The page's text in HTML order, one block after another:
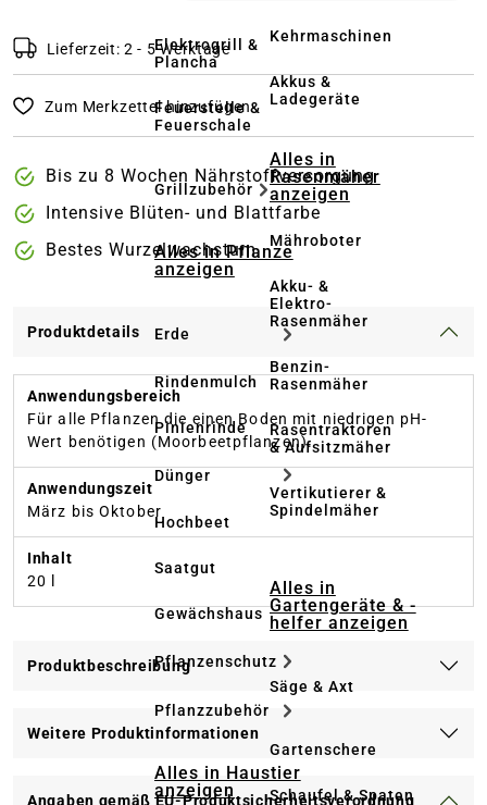
Elektrogrill &
Plancha
Feuerstelle &
Feuerschale
Grillzubehör
Alles in Pflanze
anzeigen
Erde
Rindenmulch
Pinienrinde
Dünger
Hochbeet
Saatgut
Gewächshaus
Pflanzenschutz
Pflanzzubehör
Alles in Haustier
anzeigen
Kehrmaschinen
Akkus &
Ladegeräte
Alles in
Rasenmäher
anzeigen
Mähroboter
Akku- &
Elektro-
Rasenmäher
Benzin-
Rasenmäher
Rasentraktoren
& Aufsitzmäher
Vertikutierer &
Spindelmäher
Alles in
Gartengeräte & -
helfer anzeigen
Säge & Axt
Gartenschere
Schaufel & Spaten
Lieferzeit: 2 - 5 Werktage
Zum Merkzettel hinzufügen
Bis zu 8 Wochen Nährstoffversorgung
Intensive Blüten- und Blattfarbe
Bestes Wurzelwachstum
Produktdetails
Anwendungsbereich
Für alle Pflanzen die einen Boden mit niedrigen pH-
Wert benötigen (Moorbeetpflanzen).
Anwendungszeit
März bis Oktober
Inhalt
20 l
Produktbeschreibung
Weitere Produktinformationen
Angaben gemäß EU-Produktsicherheitsverordnung